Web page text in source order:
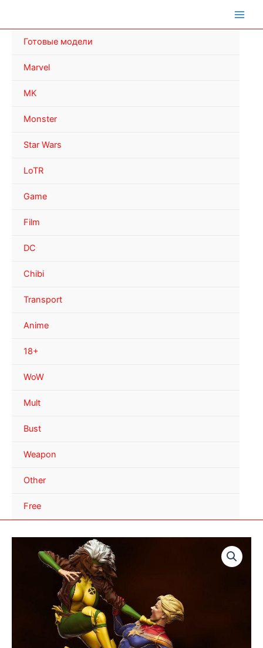
Готовые модели
Marvel
MK
Monster
Star Wars
LoTR
Game
Film
DC
Chibi
Transport
Anime
18+
WoW
Mult
Bust
Weapon
Other
Free